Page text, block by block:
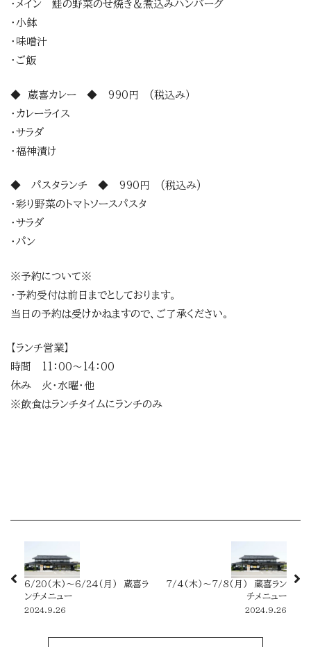
・メイン 鮭の野菜のせ焼き＆煮込みハンバーグ
・小鉢
・味噌汁
・ご飯
◆ 蔵喜カレー ◆ 990円 (税込み）
・カレーライス
・サラダ
・福神漬け
◆ パスタランチ ◆ 990円 (税込み)
・彩り野菜のトマトソースパスタ
・サラダ
・パン
※予約について※
・予約受付は前日までとしております。
当日の予約は受けかねますので、ご了承ください。
【ランチ営業】
時間 11：00～14：00
休み 火・水曜・他
※飲食はランチタイムにランチのみ
6/20(木)～6/24(月) 蔵喜ラ
ンチメニュー
2024.9.26
7/4(木)～7/8(月) 蔵喜ラン
チメニュー
2024.9.26